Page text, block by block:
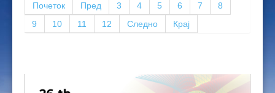
Почеток Пред 3 4 5 6 7
8
9
10 11 12 Следно Крај